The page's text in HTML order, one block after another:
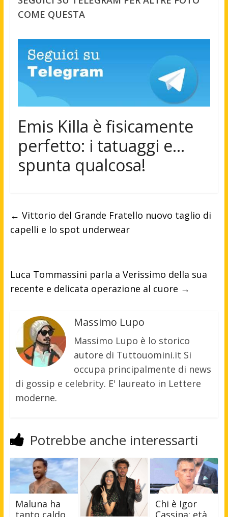
COME QUESTA
Emis Killa è fisicamente
perfetto: i tatuaggi e…
spunta qualcosa!
← Vittorio del Grande Fratello nuovo taglio di
capelli e lo spot underwear
Luca Tommassini parla a Verissimo della sua
recente e delicata operazione al cuore →
Massimo Lupo
Massimo Lupo è lo storico
autore di Tuttouomini.it Si
occupa principalmente di news
di gossip e celebrity. E' laureato in Lettere
moderne.
Potrebbe anche interessarti
Maluna ha
tanto caldo
Chi è Igor
Cassina: età,